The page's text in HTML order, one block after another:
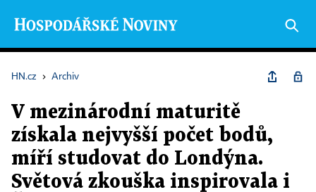
HN.cz › Archiv
V mezinárodní maturitě
získala nejvyšší počet bodů,
míří studovat do Londýna.
Světová zkouška inspirovala i